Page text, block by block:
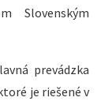
Slovenským
prevádzka
je riešené v